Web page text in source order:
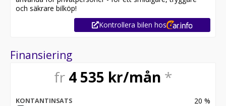
och säkrare bilköp!
Kontrollera bilen hos
Finansiering
fr 4 535 kr/mån *
KONTANTINSATS 20 %